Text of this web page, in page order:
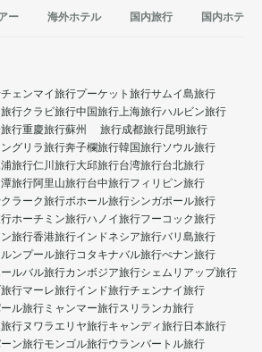
ー 海外ホテル 国内旅行 国内ホテル
チェンマイ旅行プーケット旅行サムイ島旅行
行クラビ旅行中国旅行上海旅行ハルビン旅行
行重慶旅行蘇州 旅行成都旅行昆明旅行
グリラ旅行奔子欄旅行韓国旅行ソウル旅行
旅行仁川旅行大邱旅行台湾旅行台北旅行
旅行阿里山旅行台中旅行フィリピン旅行
クラーク旅行ボホール旅行シンガポール旅行
ホーチミン旅行ハノイ旅行フーコック旅行
旅行香港旅行インドネシア旅行バリ島旅行
ンプール旅行コタキナバル旅行ぺナン旅行
ルバル旅行カンボジア旅行シェムリアップ旅行
行マーレ旅行インド旅行チェンナイ旅行
ル旅行 ミャンマー旅行スリランカ旅行
行ヌワラエリヤ旅行キャンディ旅行日本旅行
ン旅行モンゴル旅行ウランバートル旅行